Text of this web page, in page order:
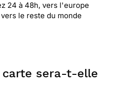
24 à 48h, vers l'europe
le reste du monde
carte sera-t-elle